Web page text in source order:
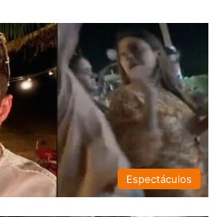
Espectáculos